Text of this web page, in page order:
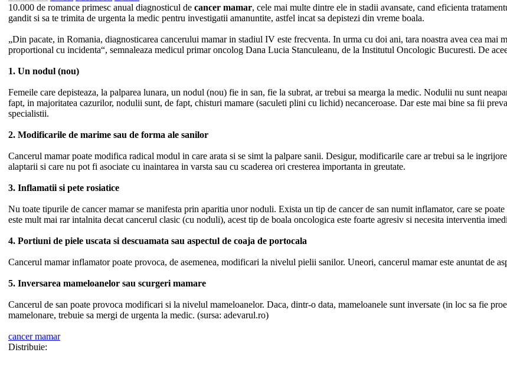
10.000 de romance primesc anual diagnosticul de cancer mamar, cele mai multe dintre ele in stadii avansate, cand eficienta
gandit si sa te trimita de urgenta la medic pentru investigatii amanuntite, astfel incat sa depistezi din vreme boala.
„Din pacate, in Romania, diagnosticarea cancerului mamar in stadiul IV este frecventa. In urma cu doi ani, tara noastra avea cea mai
proportional cu incidenta“, semnaleaza medicul primar oncolog Dana Lucia Stanculeanu, de la Institutul Oncologic Bucuresti. De
1. Un nodul (nou)
Femeile care depisteaza, la palparea lunara, un nodul (nou) fie in san, fie la subrat, ar trebui sa mearga la medic. Nodulii nu sunt
fapt, in majoritatea cazurilor, nodulii sunt, de fapt, chisturi mamare (saculeti plini cu lichid) necanceroase. Dar este mai bine sa fii
specialistii.
2. Modificarile de marime sau de forma ale sanilor
Cancerul mamar poate modifica radical modul in care arata si se simt la palpare sanii. Desigur, modificarile care ar trebui sa le
alaptarii si care nu pot fi asociate cu inaintarea in varsta sau cu scaderea ori cresterea importanta in greutate.
3. Inflamatii si pete rosiatice
Nu toate tipurile de cancer mamar se manifesta prin aparitia unor noduli. Exista un tip de cancer de san numit inflamator, care se
este mult mai rar intalnita decat cancerul clasic (cu noduli), acest tip de boala oncologica este foarte agresiv si necesita interventia
4. Portiuni de piele uscata si descuamata sau aspectul de coaja de portocala
Cancerul mamar inflamator poate provoca, de asemenea, modificari la nivelul pielii sanilor. Uneori, cancerul mamar este anuntat de
5. Inversarea mameloanelor sau scurgeri mamare
Cancerul de san poate provoca modificari si la nivelul mameloanelor. Daca, dintr-o data, mameloanele sunt inversate (in loc sa fie
mamelonare, trebuie sa mergi de urgenta la medic. (sursa: adevarul.ro)
cancer mamar
Distribuie: